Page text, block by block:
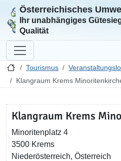
Zur Startseite
Österreichisches
Ihr unabhängiges
Qualität
Tourismus
Klangraum Krems
Klangraum Krems
Minoritenplatz 4
3500 Krems
Niederösterreich, Österreich